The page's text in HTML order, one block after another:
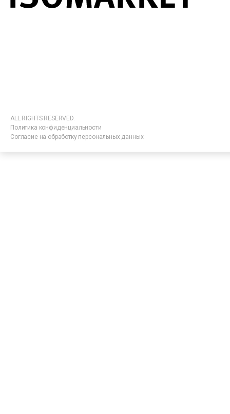
ALL RIGHTS RESERVED.
Политика конфиденциальности
Согласие на обработку персональных данных